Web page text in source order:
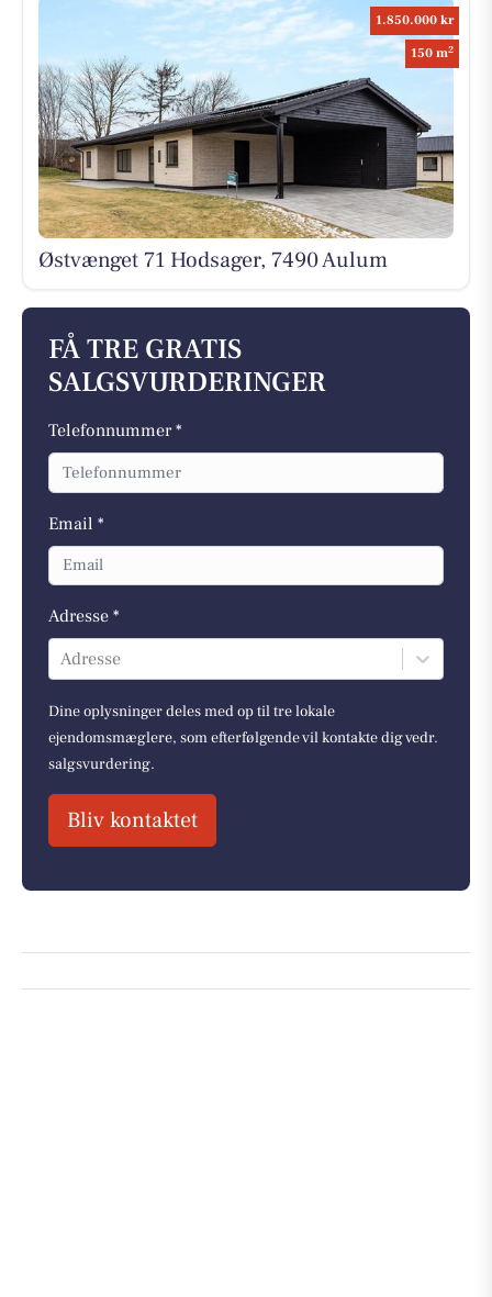
1.850.000 kr
150 m2
Østvænget 71 Hodsager, 7490 Aulum
FÅ TRE GRATIS
SALGSVURDERINGER
Telefonnummer *
Email *
Adresse *
Adresse
Dine oplysninger deles med op til tre lokale
ejendomsmæglere, som efterfølgende vil kontakte dig vedr.
salgsvurdering.
Bliv kontaktet